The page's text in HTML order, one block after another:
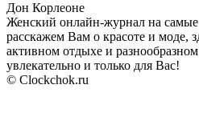
Дон Корлеоне
Женский онлайн-журнал на
расскажем Вам о красоте и моде,
активном отдыхе и
увлекательно и только для Вас!
© Clockchok.ru